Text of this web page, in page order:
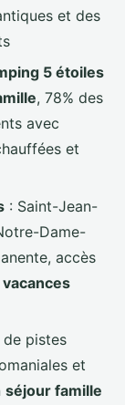
et des
5 étoiles
, 78% des
avec
et
: Saint-Jean-
Dame-
accès
vacances
de pistes
et
séjour famille